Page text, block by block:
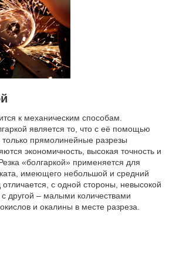
к механическим способам.
является то, что с её помощью
только прямолинейные разрезы
экономичность, высокая точность и
«болгаркой» применяется для
имеющего небольшой и средний
с одной стороны, невысокой
другой – малыми количествами
и окалины в месте разреза.